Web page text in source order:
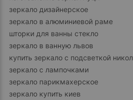
зеркало дизайнерское
зеркало в алюминиевой раме
шторки для ванны стекло
зеркало в ванную львов
купить зеркало с подсветкой
зеркало с лампочками
зеркало парикмахерское
зеркало купить киев